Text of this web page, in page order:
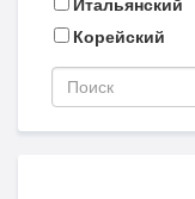
Итальянский
Корейский